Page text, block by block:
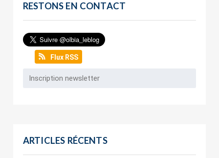
RESTONS EN CONTACT
Flux RSS
ARTICLES RÉCENTS